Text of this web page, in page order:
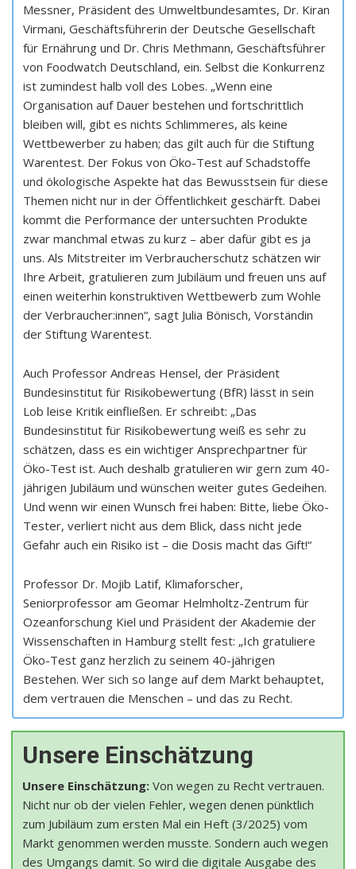
Messner, Präsident des Umweltbundesamtes, Dr. Kiran
Virmani, Geschäftsführerin der Deutsche Gesellschaft
für Ernährung und Dr. Chris Methmann, Geschäftsführer
von Foodwatch Deutschland, ein. Selbst die Konkurrenz
ist zumindest halb voll des Lobes. „Wenn eine
Organisation auf Dauer bestehen und fortschrittlich
bleiben will, gibt es nichts Schlimmeres, als keine
Wettbewerber zu haben; das gilt auch für die Stiftung
Warentest. Der Fokus von Öko-Test auf Schadstoffe
und ökologische Aspekte hat das Bewusstsein für diese
Themen nicht nur in der Öffentlichkeit geschärft. Dabei
kommt die Performance der untersuchten Produkte
zwar manchmal etwas zu kurz – aber dafür gibt es ja
uns. Als Mitstreiter im Verbraucherschutz schätzen wir
Ihre Arbeit, gratulieren zum Jubiläum und freuen uns auf
einen weiterhin konstruktiven Wettbewerb zum Wohle
der Verbraucher:innen“, sagt Julia Bönisch, Vorständin
der Stiftung Warentest.
Auch Professor Andreas Hensel, der Präsident
Bundesinstitut für Risikobewertung (BfR) lässt in sein
Lob leise Kritik einfließen. Er schreibt: „Das
Bundesinstitut für Risikobewertung weiß es sehr zu
schätzen, dass es ein wichtiger Ansprechpartner für
Öko-Test ist. Auch deshalb gratulieren wir gern zum 40-
jährigen Jubiläum und wünschen weiter gutes Gedeihen.
Und wenn wir einen Wunsch frei haben: Bitte, liebe Öko-
Tester, verliert nicht aus dem Blick, dass nicht jede
Gefahr auch ein Risiko ist – die Dosis macht das Gift!“
Professor Dr. Mojib Latif, Klimaforscher,
Seniorprofessor am Geomar Helmholtz-Zentrum für
Ozeanforschung Kiel und Präsident der Akademie der
Wissenschaften in Hamburg stellt fest: „Ich gratuliere
Öko-Test ganz herzlich zu seinem 40-jährigen
Bestehen. Wer sich so lange auf dem Markt behauptet,
dem vertrauen die Menschen – und das zu Recht.
Unsere Einschätzung
Unsere Einschätzung: Von wegen zu Recht vertrauen.
Nicht nur ob der vielen Fehler, wegen denen pünktlich
zum Jubiläum zum ersten Mal ein Heft (3/2025) vom
Markt genommen werden musste. Sondern auch wegen
des Umgangs damit. So wird die digitale Ausgabe des